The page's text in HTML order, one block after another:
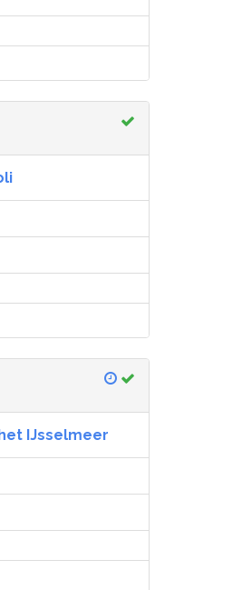
IJsselmeer